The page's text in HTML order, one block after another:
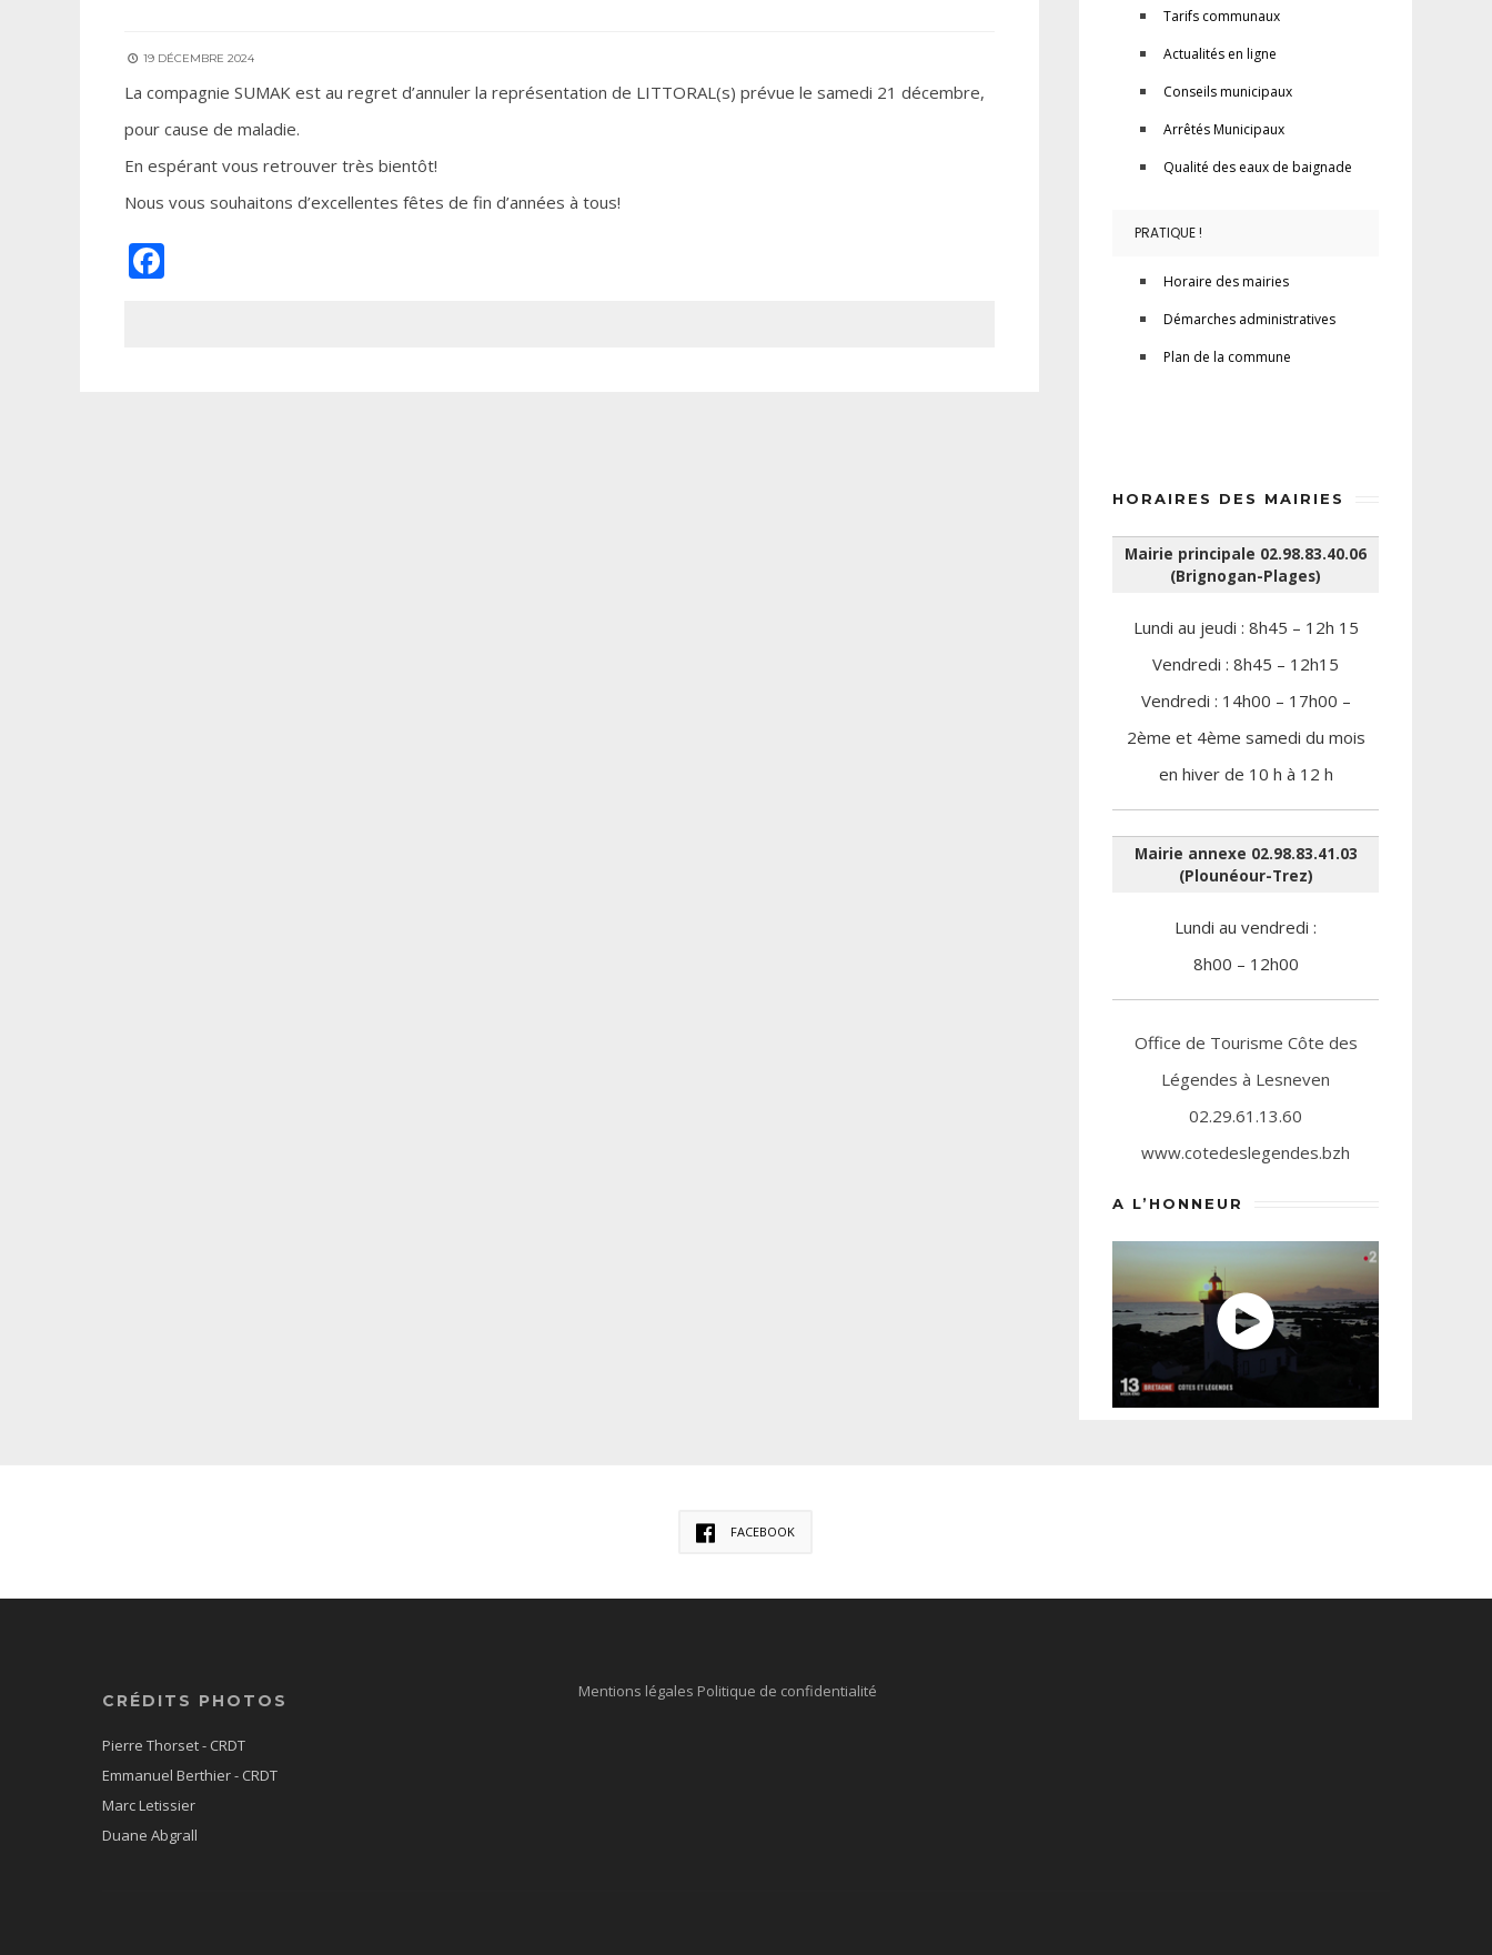
19 DÉCEMBRE 2024
La compagnie SUMAK est au regret d’annuler la représentation de LITTORAL(s) prévue le samedi 21 décembre,
pour cause de maladie.
En espérant vous retrouver très bientôt!
Nous vous souhaitons d’excellentes fêtes de fin d’années à tous!
Tarifs communaux
Actualités en ligne
Conseils municipaux
Arrêtés Municipaux
Qualité des eaux de baignade
PRATIQUE !
Horaire des mairies
Démarches administratives
Plan de la commune
HORAIRES DES MAIRIES
Mairie principale 02.98.83.40.06
(Brignogan-Plages)
Lundi au jeudi : 8h45 – 12h 15
Vendredi : 8h45 – 12h15
Vendredi : 14h00 – 17h00 –
2ème et 4ème samedi du mois
en hiver de 10 h à 12 h
Mairie annexe 02.98.83.41.03
(Plounéour-Trez)
Lundi au vendredi :
8h00 – 12h00
Office de Tourisme Côte des
Légendes à Lesneven
02.29.61.13.60
www.cotedeslegendes.bzh
A L’HONNEUR
FACEBOOK
CRÉDITS PHOTOS
Pierre Thorset - CRDT
Emmanuel Berthier - CRDT
Marc Letissier
Duane Abgrall
Mentions légales Politique de confidentialité